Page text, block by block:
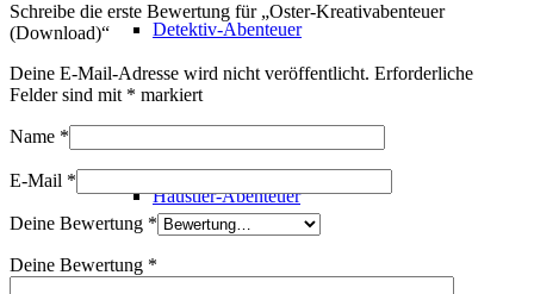
Detektiv-Abenteuer
Haustier-Abenteuer
Schreibe die erste Bewertung für „Oster-Kreativabenteuer
(Download)“
Deine E-Mail-Adresse wird nicht veröffentlicht. Erforderliche
Felder sind mit * markiert
Name *
E-Mail *
Deine Bewertung *
Deine Bewertung *